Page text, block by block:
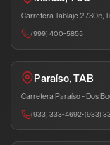
Carretera Tablaje 27305,
(999) 400-5855
Paraíso, TAB
Carretera Paraíso - Dos
(933) 333-4692•(933)